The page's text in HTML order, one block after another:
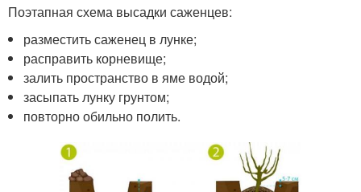
Поэтапная схема высадки саженцев:
разместить саженец в лунке;
расправить корневище;
залить пространство в яме водой;
засыпать лунку грунтом;
повторно обильно полить.